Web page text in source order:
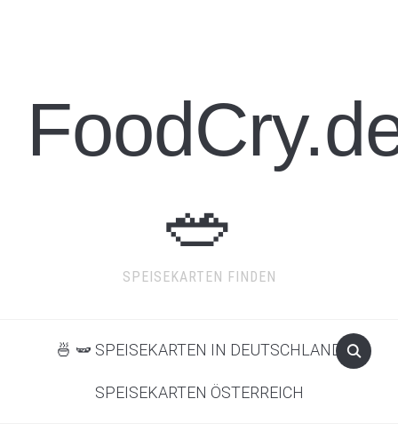
🥗
SPEISEKARTEN FINDEN
🍜 🫛 SPEISEKARTEN IN DEUTSCHLAND
SPEISEKARTEN ÖSTERREICH